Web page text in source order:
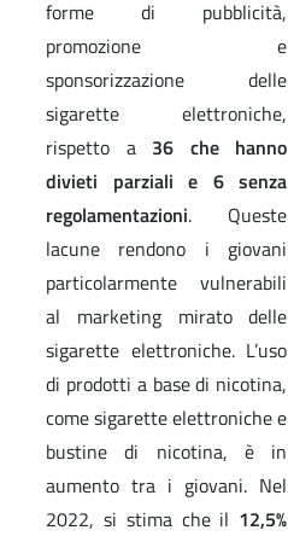
forme di pubblicità,
promozione e
sponsorizzazione delle
sigarette elettroniche,
rispetto a 36 che hanno
divieti parziali e 6 senza
regolamentazioni. Queste
lacune rendono i giovani
particolarmente vulnerabili
al marketing mirato delle
sigarette elettroniche. L’uso
di prodotti a base di nicotina,
come sigarette elettroniche e
bustine di nicotina, è in
aumento tra i giovani. Nel
2022, si stima che il 12,5%